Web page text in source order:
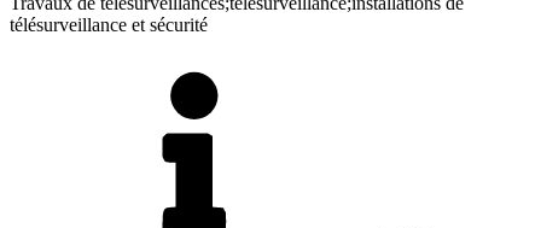
télésurveillance et sécurité